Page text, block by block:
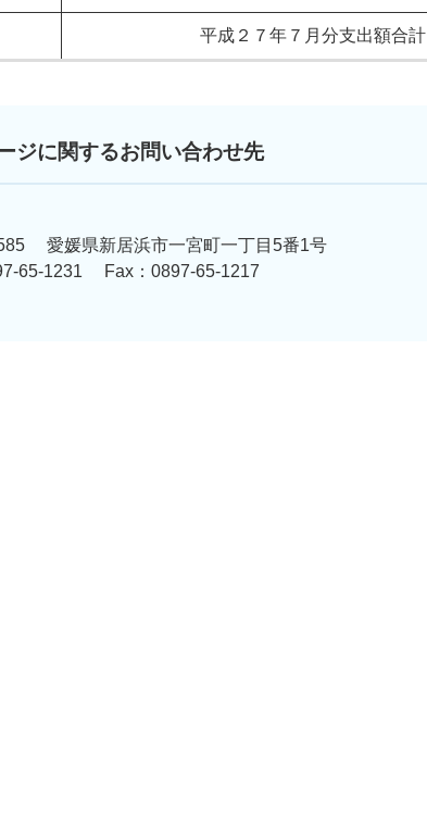
平成２７年７月分支出額合計
ジに関するお問い合わせ先
愛媛県新居浜市一宮町一丁目5番1号
65-1231
Fax：0897-65-1217